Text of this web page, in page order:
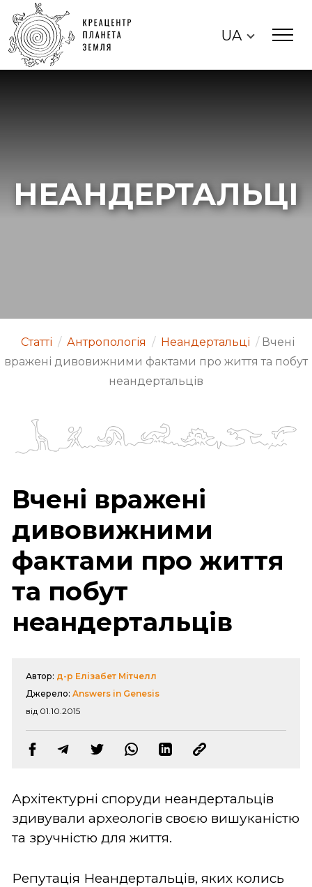
UA
НЕАНДЕРТАЛЬЦІ
Статті / Антропологія / Неандертальці / Вчені
вражені дивовижними фактами про життя та побут
неандертальців
Вчені вражені
дивовижними
фактами про життя
та побут
неандертальців
Автор: д-р Елізабет Мітчелл
Джерело: Answers in Genesis
від 01.10.2015
Архітектурні споруди неандертальців
здивували археологів своєю вишуканістю
та зручністю для життя.
Репутація Неандертальців, яких колись